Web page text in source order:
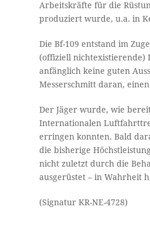
Arbeitskräfte für die
produziert wurde, u.a. in
Die Bf-109 entstand im
(offiziell nichtexistierende)
anfänglich keine guten
Messerschmitt daran,
Der Jäger wurde, wie
Internationalen
erringen konnten. Bald
die bisherige
nicht zuletzt durch die
ausgerüstet – in Wahrheit
(Signatur KR-NE-4728)